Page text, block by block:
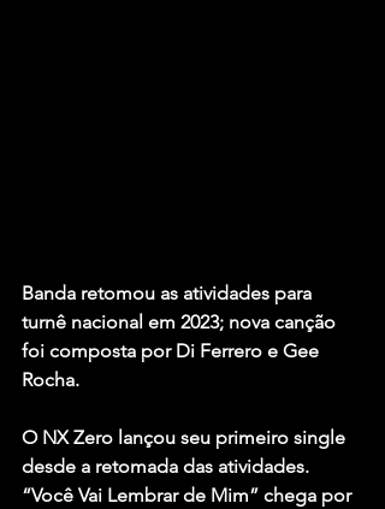
Banda retomou as atividades para
turnê nacional em 2023; nova canção
foi composta por Di Ferrero e Gee
Rocha.
O NX Zero lançou seu primeiro single
desde a retomada das atividades.
“Você Vai Lembrar de Mim” chega por